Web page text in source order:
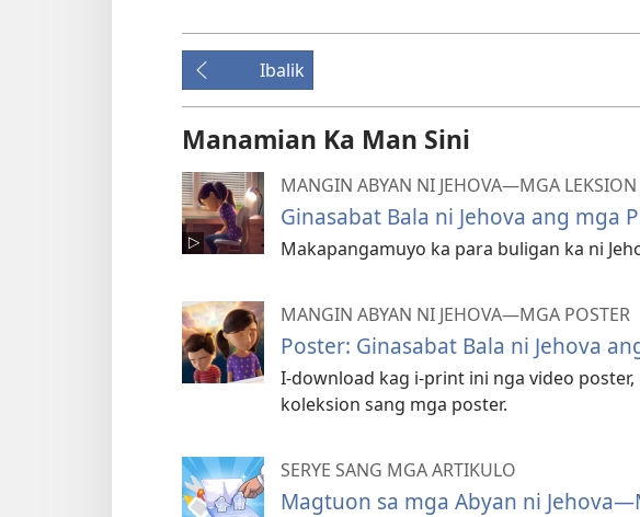
Ibalik
Manamian Ka Man Sini
MANGIN ABYAN NI JEHOVA—MGA LEKSION
Ginasabat Bala ni Jehova ang mga
Makapangamuyo ka para buligan ka ni
MANGIN ABYAN NI JEHOVA—MGA POSTER
Poster: Ginasabat Bala ni Jehova
I-download kag i-print ini nga video
koleksion sang mga poster.
SERYE SANG MGA ARTIKULO
Magtuon sa mga Abyan ni